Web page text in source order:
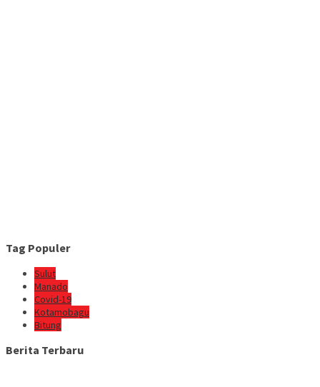
Tag Populer
Sulut
Manado
Covid-19
Kotamobagu
Bitung
Berita Terbaru